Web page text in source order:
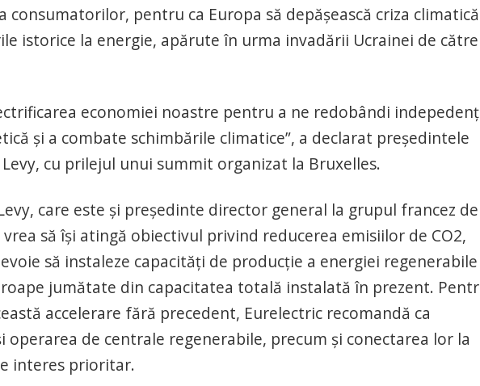
pentru ca Europa să depăşească criza
istorice la energie, apărute în urma invadării Ucrainei de către
economiei noastre pentru a ne redobândi
şi a combate schimbările climatice”, a declarat preşedintele
cu prilejul unui summit organizat la Bruxelles.
care este şi preşedinte director general la grupul francez de
să îşi atingă obiectivul privind reducerea emisiilor de CO2,
să instaleze capacităţi de producţie a energiei
jumătate din capacitatea totală instalată în prezent.
accelerare fără precedent, Eurelectric recomandă ca
operarea de centrale regenerabile, precum şi conectarea lor la
interes prioritar.